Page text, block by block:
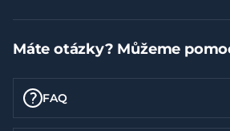
Máte otázky? Můžeme
FAQ